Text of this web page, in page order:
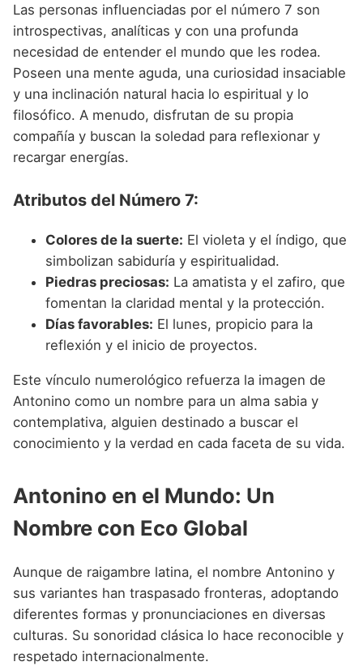
Las personas influenciadas por el número 7 son
introspectivas, analíticas y con una profunda
necesidad de entender el mundo que les rodea.
Poseen una mente aguda, una curiosidad insaciable
y una inclinación natural hacia lo espiritual y lo
filosófico. A menudo, disfrutan de su propia
compañía y buscan la soledad para reflexionar y
recargar energías.
Atributos del Número 7:
Colores de la suerte: El violeta y el índigo, que
simbolizan sabiduría y espiritualidad.
Piedras preciosas: La amatista y el zafiro, que
fomentan la claridad mental y la protección.
Días favorables: El lunes, propicio para la
reflexión y el inicio de proyectos.
Este vínculo numerológico refuerza la imagen de
Antonino como un nombre para un alma sabia y
contemplativa, alguien destinado a buscar el
conocimiento y la verdad en cada faceta de su vida.
Antonino en el Mundo: Un
Nombre con Eco Global
Aunque de raigambre latina, el nombre Antonino y
sus variantes han traspasado fronteras, adoptando
diferentes formas y pronunciaciones en diversas
culturas. Su sonoridad clásica lo hace reconocible y
respetado internacionalmente.